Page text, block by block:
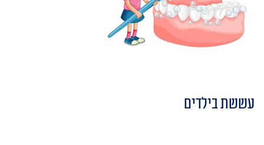
עששת בילדים